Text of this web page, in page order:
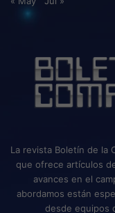
La revista Boletín de la
que ofrece artículos
avances en el
abordamos están
desde equipos